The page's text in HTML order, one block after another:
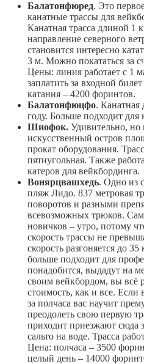
Балатонфюред. Это
канатные трассы для
Канатная трасса длиной
направление северного
становится интересно
3 м. Можно покататься за
Цены: линия работает с 1
заплатить за входной
катания – 4200 форинтов.
Балатонфюцфо. Канатная
году. Больше подходит для
Шиофок. Удивительно,
искусственный остров
прокат оборудования.
пятиугольная. Также
катеров для вейкбординга.
Вонярцвашхедь. Одно из
пляж Лидо. 837 метровая
поворотов и разными
всевозможных трюков.
новичков – утро, потому
скорость трассы не
скорость разгоняется до
больше подходит для
понадобится, выдадут на
своим вейкбордом, вы всё
стоимость, как и все.
за полчаса вас научит
преодолеть свою первую
приходит приезжают сюда
сальто на воде. Трасса
Цена: полчаса – 3500
целый день – 14000